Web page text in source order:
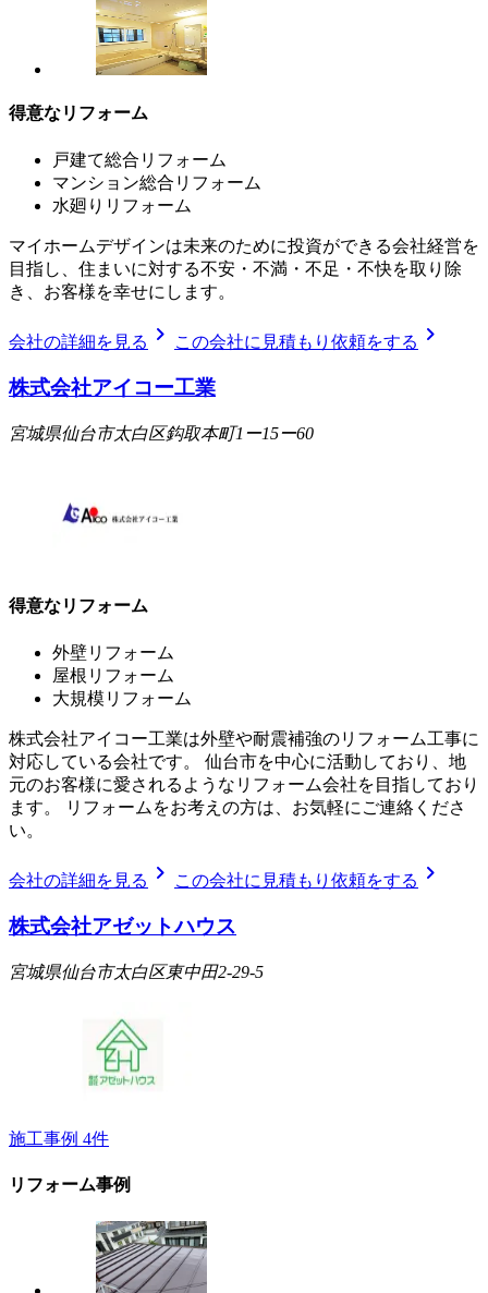
得意なリフォーム
戸建て総合リフォーム
マンション総合リフォーム
水廻りリフォーム
マイホームデザインは未来のために投資ができる会社経営を
目指し、住まいに対する不安・不満・不足・不快を取り除
き、お客様を幸せにします。
会社の詳細を見る chevron_right この会社に見積もり依頼をする chevron_right
株式会社アイコー工業
宮城県仙台市太白区鈎取本町1ー15ー60
得意なリフォーム
外壁リフォーム
屋根リフォーム
大規模リフォーム
株式会社アイコー工業は外壁や耐震補強のリフォーム工事に
対応している会社です。 仙台市を中心に活動しており、地
元のお客様に愛されるようなリフォーム会社を目指しており
ます。 リフォームをお考えの方は、お気軽にご連絡くださ
い。
会社の詳細を見る chevron_right この会社に見積もり依頼をする chevron_right
株式会社アゼットハウス
宮城県仙台市太白区東中田2-29-5
施工事例 4件
リフォーム事例